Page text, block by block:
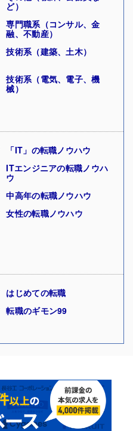
ど）
専門職系（コンサル、金
融、不動産）
技術系（建築、土木）
技術系（電気、電子、機
械）
「IT」の転職ノウハウ
ITエンジニアの転職ノウハ
ウ
中高年の転職ノウハウ
女性の転職ノウハウ
はじめての転職
転職のギモン99